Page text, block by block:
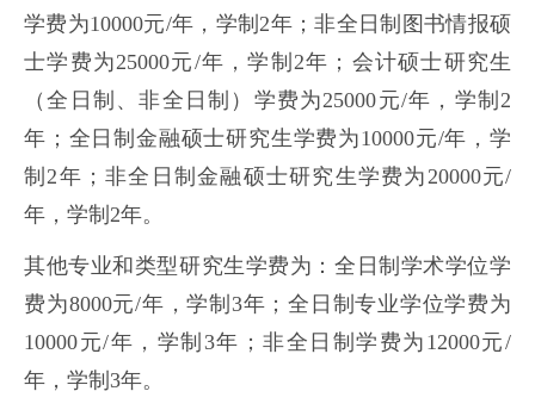
学费为10000元/年，学制2年；非全日制图书情报硕
士学费为25000元/年，学制2年；会计硕士研究生
（全日制、非全日制）学费为25000元/年，学制2
年；全日制金融硕士研究生学费为10000元/年，学
制2年；非全日制金融硕士研究生学费为20000元/
年，学制2年。
其他专业和类型研究生学费为：全日制学术学位学
费为8000元/年，学制3年；全日制专业学位学费为
10000元/年，学制3年；非全日制学费为12000元/
年，学制3年。